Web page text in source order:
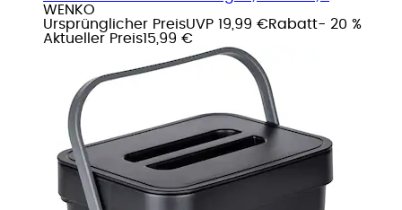
WENKO
Ursprünglicher PreisUVP 19,99 €Rabatt- 20 %
Aktueller Preis15,99 €